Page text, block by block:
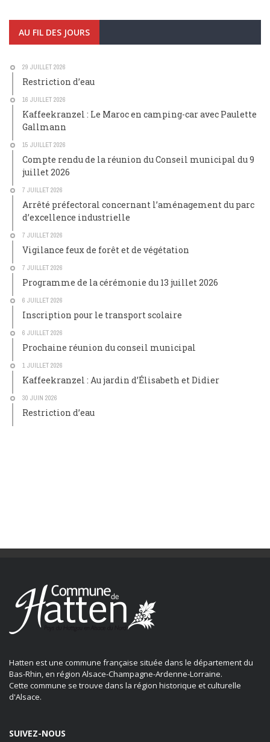
AU FIL DES JOURS
29 JUILLET 2026
Restriction d’eau
16 JUILLET 2026
Kaffeekranzel : Le Maroc en camping-car avec Paulette
Gallmann
15 JUILLET 2026
Compte rendu de la réunion du Conseil municipal du 9
juillet 2026
7 JUILLET 2026
Arrêté préfectoral concernant l’aménagement du parc
d’excellence industrielle
7 JUILLET 2026
Vigilance feux de forêt et de végétation
7 JUILLET 2026
Programme de la cérémonie du 13 juillet 2026
6 JUILLET 2026
Inscription pour le transport scolaire
6 JUILLET 2026
Prochaine réunion du conseil municipal
1 JUILLET 2026
Kaffeekranzel : Au jardin d’Élisabeth et Didier
30 JUIN 2026
Restriction d’eau
Hatten est une commune française située dans le département du
Bas-Rhin, en région Alsace-Champagne-Ardenne-Lorraine.
Cette commune se trouve dans la région historique et culturelle
d'Alsace.
SUIVEZ-NOUS